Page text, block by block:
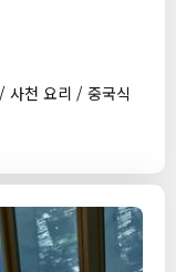
사천 요리 / 중국식